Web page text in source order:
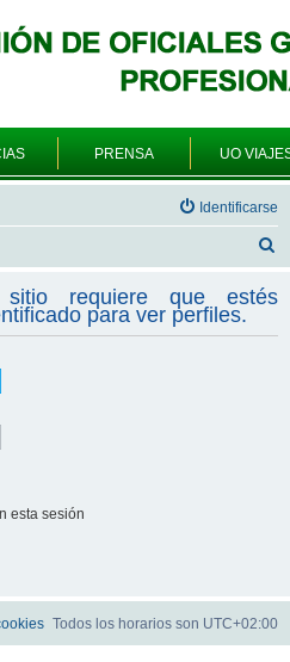
PRENSA UO
Identificarse
s
c
requiere que estés
para ver perfiles.
esta sesión
Todos los horarios son UTC+02:00